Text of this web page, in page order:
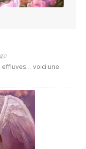
effluves… voici une